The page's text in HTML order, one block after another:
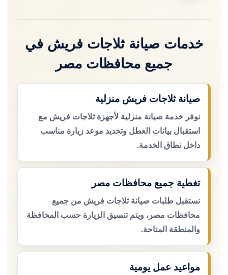
خدمات صيانة ثلاجات فريش في
جميع محافظات مصر
صيانة ثلاجات فريش منزلية
نوفر خدمة صيانة منزلية لأجهزة ثلاجات فريش مع
استقبال بيانات العطل وتحديد موعد زيارة مناسب
داخل نطاق الخدمة.
تغطية جميع محافظات مصر
نستقبل طلبات صيانة ثلاجات فريش من جميع
محافظات مصر، ويتم تنسيق الزيارة حسب المحافظة
والمنطقة المتاحة.
مواعيد عمل يومية